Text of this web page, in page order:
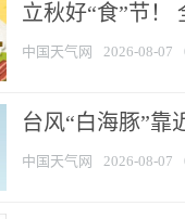
立秋好“食”节！
中国天气网 2026-08-07
台风“白海豚”靠
中国天气网 2026-08-07